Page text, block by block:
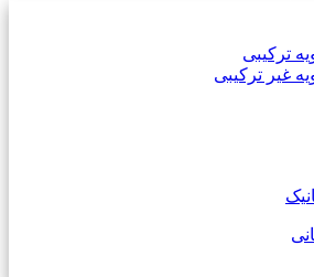
ترکیبی
غیر ترکیبی